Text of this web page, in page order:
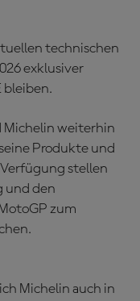
technischen
exklusiver
bleiben.
Michelin weiterhin
Produkte und
stellen
und den
zum
Michelin auch in